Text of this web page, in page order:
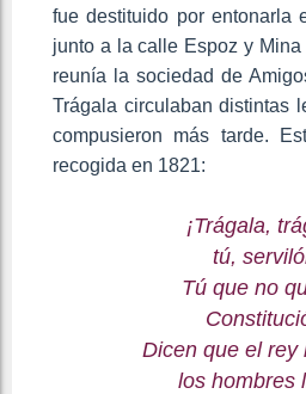
fue destituido por entonarla
junto a la calle Espoz y
reunía la sociedad de
Trágala circulaban distintas
compusieron más tarde.
recogida en 1821:
¡Trágala,
tú,
Tú que no
Dicen que el rey
los hombres